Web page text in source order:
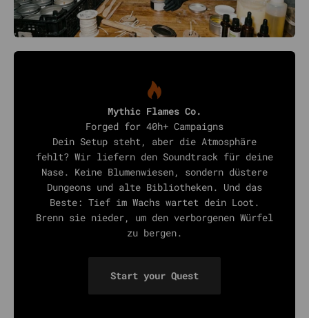
Mythic Flames Co.
Forged for 40h+ Campaigns
Dein Setup steht, aber die Atmosphäre
fehlt? Wir liefern den Soundtrack für deine
Nase. Keine Blumenwiesen, sondern düstere
Dungeons und alte Bibliotheken. Und das
Beste: Tief im Wachs wartet dein Loot.
Brenn sie nieder, um den verborgenen Würfel
zu bergen.
Start your Quest